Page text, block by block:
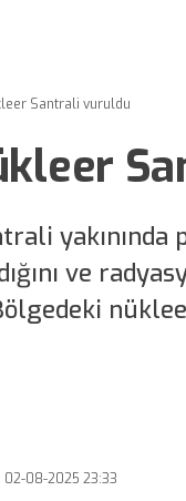
Santrali vuruldu
yakınında
ve
02-08-2025 23:33